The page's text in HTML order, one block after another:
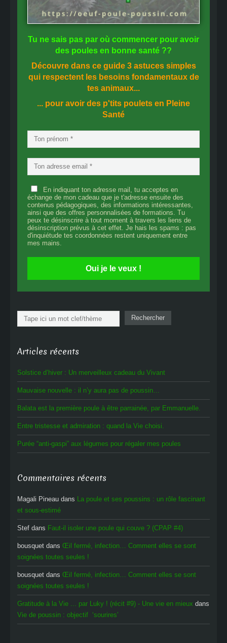
Tu ne sais pas par où commencer pour avoir
des poules en bonne santé ??
Découvre dans ce guide 3 astuces simples
qui respectent les besoins fondamentaux de
tes animaux...
... pour avoir des p'tits poulets en Pleine
Santé
En indiquant ton adresse mail, tu acceptes en
échange de mon cadeau que je t'adresse ensuite des
contenus pédagogiques, des informations intéressantes,
ainsi que des offres personnalisées de formations. Tu
peux te désinscrire à tout moment à travers les liens de
désinscription prévus à cet effet. Je hais les spams : pas
d'inquiétude tes coordonnées restent uniquement entre
mes mains.
Oui je le veux !
Rechercher Rechercher
Articles récents
Solstice d’hiver : Un merveilleux cadeau du Vivant
Mauvaise nouvelle : il n’y aura pas de poussin…
Balata est la première poule à être parrainée, par Emmanuelle.
Entre tristesse et admiration : quand la Vie choisi.
Purée “anti-gaspi” aux légumes pour régaler mes poules
Commentaires récents
Magali Pineau dans La poule et ses poussins : un rôle fascinant
et sous-estimé
Stef dans Faut-il isoler une poule qui couve ? (CPAP #4)
bousquet dans Œil fermé, infection… Comment elles se sont
soignées toutes seules !
bousquet dans Œil fermé, infection… Comment elles se sont
soignées toutes seules !
Gratitude à la Vie ... par Luky ! (récit #9) - Une vie en mieux dans
Vie de poussin : objectif ‘sourires’